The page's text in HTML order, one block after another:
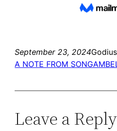
September 23, 2024
A NOTE FROM
Leave a Reply